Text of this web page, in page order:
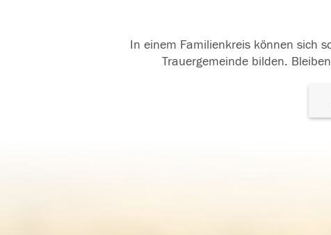
In einem Familienkreis können sich
Trauergemeinde bilden.